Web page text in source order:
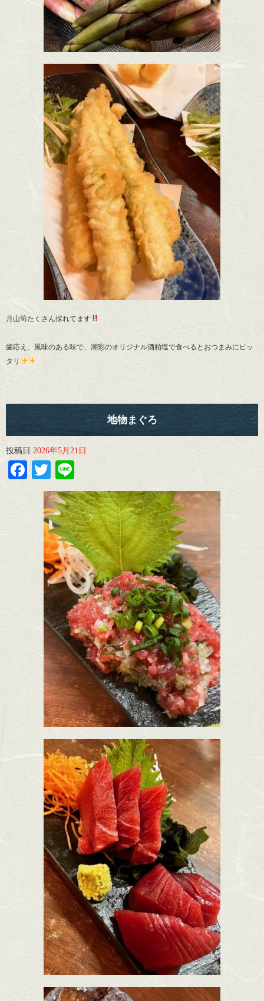
月山筍たくさん採れてます
歯応え、風味のある味で、潮彩のオリジナル酒粕塩で食べるとおつまみにピッ
タリ
地物まぐろ
投稿日 2026年5月21日
Facebook
Twitter
Line